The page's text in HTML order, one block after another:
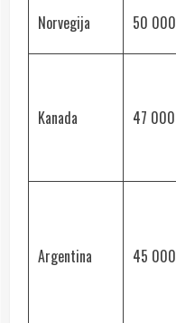
Norvegija 50 000
Kanada 47 000
Argentina 45 000